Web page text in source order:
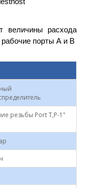
величины расхода
рабочие порты А и В
резьбы Port T,P-1"